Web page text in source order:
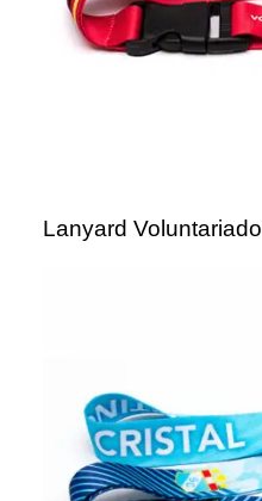
Lanyard Voluntariado